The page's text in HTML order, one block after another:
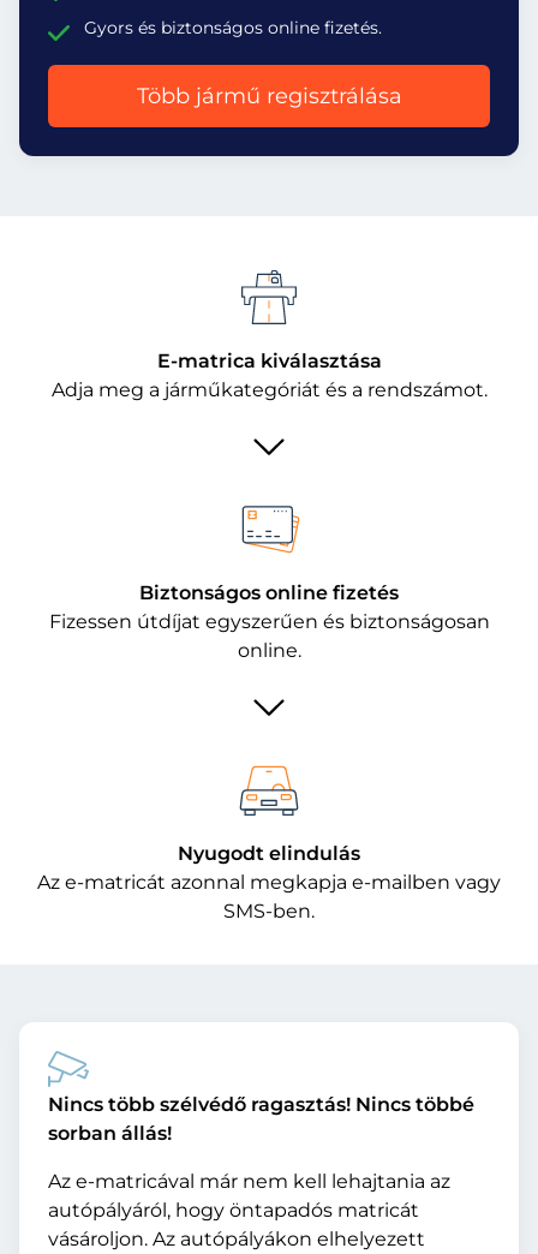
Gyors és biztonságos online fizetés.
Több jármű regisztrálása
E-matrica kiválasztása
Adja meg a járműkategóriát és a rendszámot.
Biztonságos online fizetés
Fizessen útdíjat egyszerűen és biztonságosan
online.
Nyugodt elindulás
Az e-matricát azonnal megkapja e-mailben vagy
SMS-ben.
Nincs több szélvédő ragasztás! Nincs többé
sorban állás!
Az e-matricával már nem kell lehajtania az
autópályáról, hogy öntapadós matricát
vásároljon. Az autópályákon elhelyezett